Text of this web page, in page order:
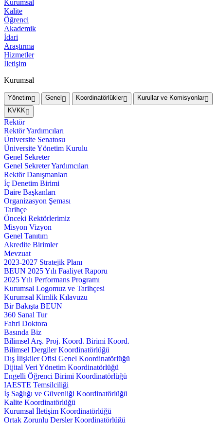
Kurumsal
Kalite
Öğrenci
Akademik
İdari
Araştırma
Hizmetler
İletişim
Kurumsal
Yönetim Genel Koordinatörlükler
Kurullar ve Komisyonlar
KVKK
Rektör
Rektör Yardımcıları
Üniversite Senatosu
Üniversite Yönetim Kurulu
Genel Sekreter
Genel Sekreter Yardımcıları
Rektör Danışmanları
İç Denetim Birimi
Daire Başkanları
Organizasyon Şeması
Tarihçe
Önceki Rektörlerimiz
Misyon Vizyon
Genel Tanıtım
Akredite Birimler
Mevzuat
2023-2027 Stratejik Planı
BEUN 2025 Yılı Faaliyet Raporu
2025 Yılı Performans Programı
Kurumsal Logomuz ve Tarihçesi
Kurumsal Kimlik Kılavuzu
Bir Bakışta BEUN
360 Sanal Tur
Fahri Doktora
Basında Biz
Bilimsel Arş. Proj. Koord. Birimi Koord.
Bilimsel Dergiler Koordinatörlüğü
Dış İlişkiler Ofisi Genel Koordinatörlüğü
Dijital Veri Yönetim Koordinatörlüğü
Engelli Öğrenci Birimi Koordinatörlüğü
IAESTE Temsilciliği
İş Sağlığı ve Güvenliği Koordinatörlüğü
Kalite Koordinatörlüğü
Kurumsal İletişim Koordinatörlüğü
Ortak Zorunlu Dersler Koordinatörlüğü